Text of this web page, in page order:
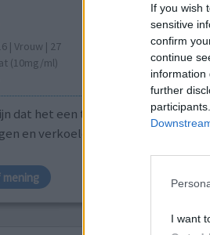
If you wish
sensitive
confirm
continue
information
further
I want
| Vrouw | 27
(10mg/ml)
dat het een transparante gel is.
en verkoeld